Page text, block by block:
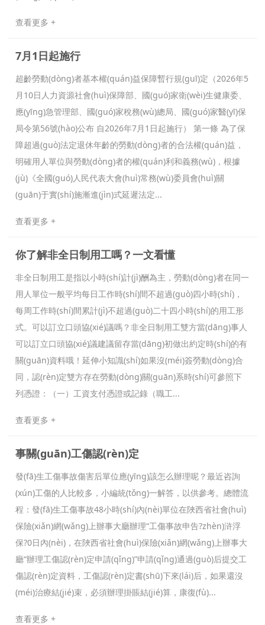
查看更多 +
7月1日起施行
超齡勞動(dòng)者基本權(quán)益保障暫行規(guī)定（2026年5
月10日人力資源社會(huì)保障部、國(guó)家衛(wèi)生健康委、
應(yīng)急管理部、國(guó)家稅務(wù)總局、國(guó)家醫(yī)保
局令第56號(hào)公布 自2026年7月1日起施行） 第一條 為了保
障超過(guò)法定退休年齡的勞動(dòng)者的合法權(quán)益，
明確用人單位與勞動(dòng)者的權(quán)利和義務(wù)，根據
(jù)《全國(guó)人民代表大會(huì)常務(wù)委員會(huì)關
(guān)于實(shí)施漸進(jìn)式延遲法定...
查看更多 +
你了解非全日制用工嗎？一文看懂
非全日制用工是指以小時(shí)計(jì)酬為主，勞動(dòng)者在同一
用人單位一般平均每日工作時(shí)間不超過(guò)四小時(shí)，
每周工作時(shí)間累計(jì)不超過(guò)二十四小時(shí)的用工形
式。可以訂立口頭協(xié)議嗎？非全日制用工雙方當(dāng)事人
可以訂立口頭協(xié)議建議留存當(dāng)初做出約定時(shí)的有
關(guān)資料哦！延伸小知識(shí)如果沒(méi)簽勞動(dòng)合
同，認(rèn)定雙方存在勞動(dòng)關(guān)系時(shí)可參照下
列憑證：（一）工資支付憑證或記錄（職工...
查看更多 +
事關(guān)工傷認(rèn)定
發(fā)生工傷事故傷害后單位應(yīng)該怎么辦理呢？最近咨詢
(xún)工傷的人比較多，小編統(tǒng)一解答，以供參考。總體流
程：發(fā)生工傷事故48小時(shí)內(nèi)單位在陜西省社會(huì)
保險(xiǎn)網(wǎng)上辦事大廳辦理“工傷事故申告?zhèn)浒浮
保?0日內(nèi)，在陜西省社會(huì)保險(xiǎn)網(wǎng)上辦事大
廳“辦理工傷認(rèn)定申請(qǐng)”申請(qǐng)通過(guò)后提交工
傷認(rèn)定資料，工傷認(rèn)定書(shū)下來(lái)后，如果還沒
(méi)治療結(jié)束，必須辦理掛賬結(jié)算，康復(fù)...
查看更多 +